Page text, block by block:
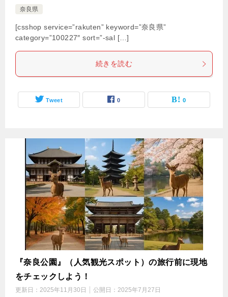
奈良県
[csshop service=”rakuten” keyword=”奈良県”
category=”100227″ sort=”-sal […]
続きを読む
Tweet 0 0
『奈良公園』（人気観光スポット）の旅行前に現地
をチェックしよう！
更新日： 2025年11月30日 公開日： 2025年7月27日